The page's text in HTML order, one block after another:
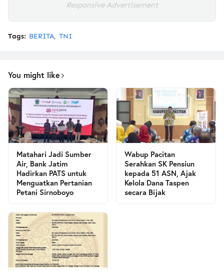
Responsive Advertisement
Tags: BERITA TNI
You might like
Matahari Jadi Sumber
Air, Bank Jatim
Hadirkan PATS untuk
Menguatkan Pertanian
Petani Sirnoboyo
Wabup Pacitan
Serahkan SK Pensiun
kepada 51 ASN, Ajak
Kelola Dana Taspen
secara Bijak